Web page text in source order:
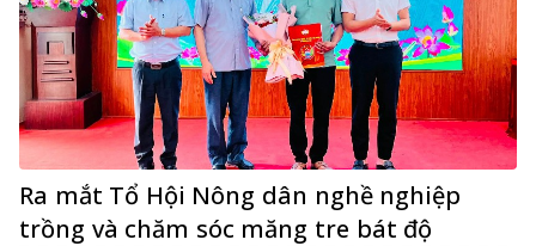
Ra mắt Tổ Hội Nông dân nghề nghiệp
trồng và chăm sóc măng tre bát độ